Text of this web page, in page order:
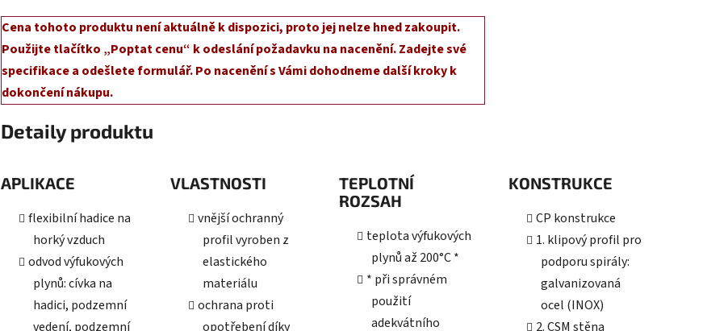
Cena tohoto produktu není aktuálně k dispozici, proto jej nelze hned zakoupit.
Použijte tlačítko „Poptat cenu“ k odeslání požadavku na nacenění. Zadejte své
specifikace a odešlete formulář. Po nacenění s Vámi dohodneme další kroky k
dokončení nákupu.
Detaily produktu
APLIKACE
flexibilní hadice na
horký vzduch
odvod výfukových
plynů: cívka na
hadici, podzemní
vedení, podzemní
VLASTNOSTI
vnější ochranný
profil vyroben z
elastického
materiálu
ochrana proti
opotřebení díky
TEPLOTNÍ
ROZSAH
teplota výfukových
plynů až 200°C *
* při správném
použití
adekvátního
KONSTRUKCE
CP konstrukce
1. klipový profil pro
podporu spirály:
galvanizovaná
ocel (INOX)
2. CSM stěna